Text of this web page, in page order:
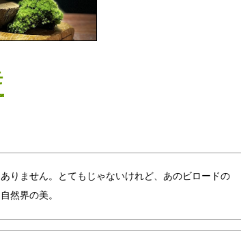
りません。とてもじゃないけれど、あのビロードの
然界の美。